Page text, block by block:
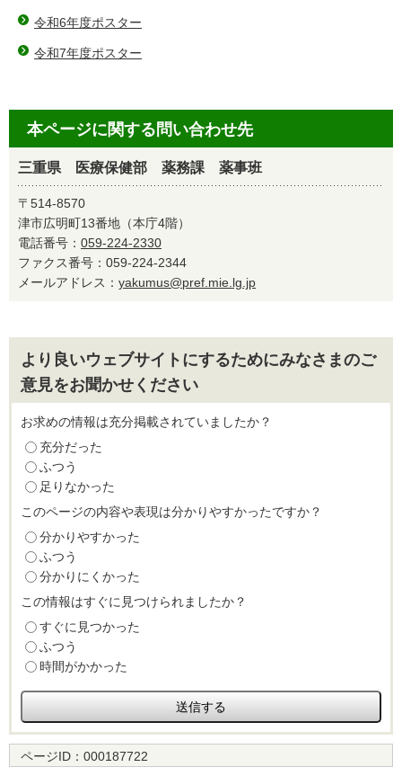
令和6年度ポスター
令和7年度ポスター
本ページに関する問い合わせ先
三重県 医療保健部 薬務課 薬事班
〒514-8570
津市広明町13番地（本庁4階）
電話番号： 059-224-2330
ファクス番号：059-224-2344
メールアドレス： yakumus@pref.mie.lg.jp
より良いウェブサイトにするためにみなさまのご
意見をお聞かせください
お求めの情報は充分掲載されていましたか？
充分だった
ふつう
足りなかった
このページの内容や表現は分かりやすかったですか？
分かりやすかった
ふつう
分かりにくかった
この情報はすぐに見つけられましたか？
すぐに見つかった
ふつう
時間がかかった
ページID： 000187722